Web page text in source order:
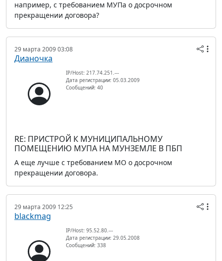
например, с требованием МУПа о досрочном
прекращении договора?
29 марта 2009 03:08
Дианочка
IP/Host: 217.74.251.---
Дата регистрации: 05.03.2009
Сообщений: 40
RE: ПРИСТРОЙ К МУНИЦИПАЛЬНОМУ
ПОМЕЩЕНИЮ МУПА НА МУНЗЕМЛЕ В ПБП
А еще лучше с требованием МО о досрочном
прекращении договора.
29 марта 2009 12:25
blackmag
IP/Host: 95.52.80.---
Дата регистрации: 29.05.2008
Сообщений: 338